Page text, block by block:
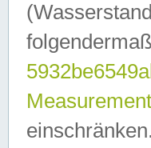
Measurement